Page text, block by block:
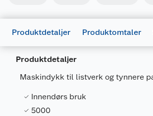
Produktdetaljer Produktomtaler
Produktdetaljer
Maskindykk til listverk og tynnere
Innendørs bruk
5000
Generelt
Artikkelnummer
Leverandørens artikkelnummer
Størrelse
Farge